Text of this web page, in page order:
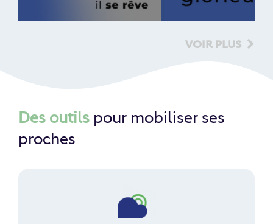
VOIR PLUS
Des outils pour mobiliser ses
proches